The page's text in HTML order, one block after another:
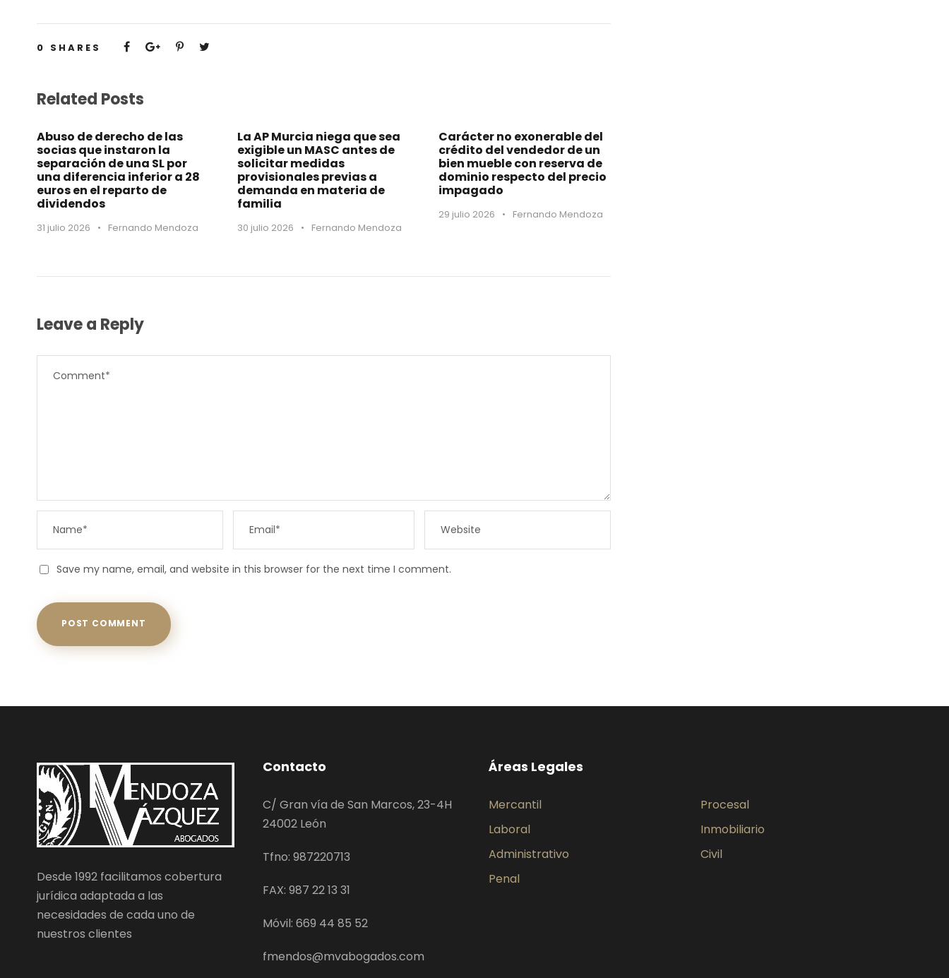
0 SHARES
Related Posts
Abuso de derecho de las
socias que instaron la
separación de una SL por
una diferencia inferior a 28
euros en el reparto de
dividendos
31 julio 2026 • Fernando Mendoza
La AP Murcia niega que sea
exigible un MASC antes de
solicitar medidas
provisionales previas a
demanda en materia de
familia
30 julio 2026 • Fernando Mendoza
Carácter no exonerable del
crédito del vendedor de un
bien mueble con reserva de
dominio respecto del precio
impagado
29 julio 2026 • Fernando Mendoza
Leave a Reply
Save my name, email, and website in this browser for the next time I comment.
Desde 1992 facilitamos cobertura
jurídica adaptada a las
necesidades de cada uno de
nuestros clientes
Contacto
C/ Gran vía de San Marcos, 23-4H
24002 León
Tfno: 987220713
FAX: 987 22 13 31
Móvil: 669 44 85 52
fmendos@mvabogados.com
Áreas Legales
Mercantil
Procesal
Laboral
Inmobiliario
Administrativo
Civil
Penal